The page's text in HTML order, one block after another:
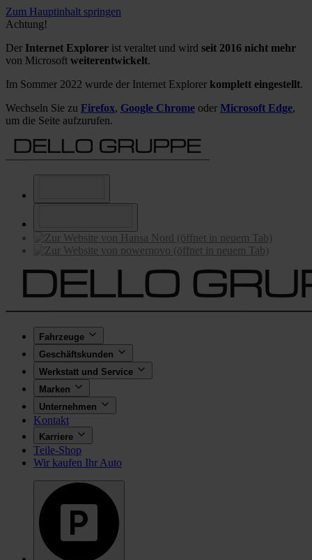
Zum Hauptinhalt springen
Achtung!
Der Internet Explorer ist veraltet und wird seit 2016 nicht mehr
von Microsoft weiterentwickelt.
Im Sommer 2022 wurde der Internet Explorer komplett eingestellt.
Wechseln Sie zu Firefox, Google Chrome oder Microsoft Edge,
um die Seite aufzurufen.
Fahrzeuge
Geschäftskunden
Werkstatt und Service
Marken
Unternehmen
Kontakt
Karriere
Teile-Shop
Wir kaufen Ihr Auto